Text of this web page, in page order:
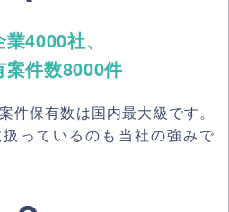
4000社、
案件数8000件
件保有数は国内最大級です。
っているのも当社の強みで